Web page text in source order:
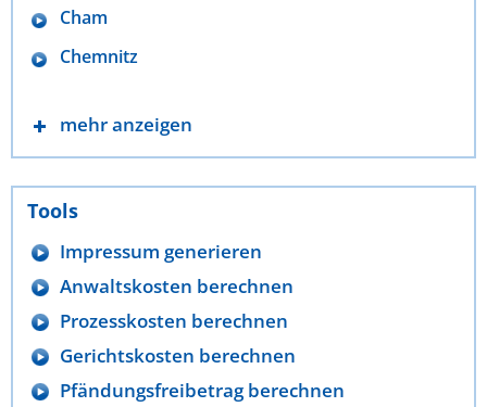
Cham
Chemnitz
mehr anzeigen
Tools
Impressum generieren
Anwaltskosten berechnen
Prozesskosten berechnen
Gerichtskosten berechnen
Pfändungsfreibetrag berechnen